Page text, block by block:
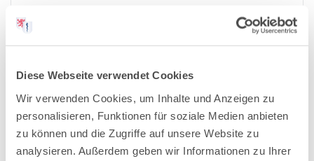
Diese Webseite verwendet Cookies
Wir verwenden Cookies, um Inhalte und Anzeigen zu
personalisieren, Funktionen für soziale Medien anbieten
zu können und die Zugriffe auf unsere Website zu
analysieren. Außerdem geben wir Informationen zu Ihrer
2021
2020